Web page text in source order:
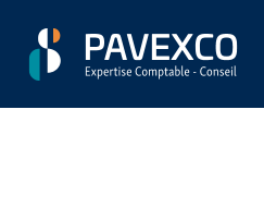
Aller
au
Créer et reprendre une
activité
Piloter votre gestion
LES